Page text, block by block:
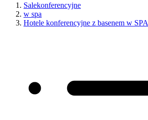
Salekonferencyjne
w spa
Hotele konferencyjne z basenem w SPA